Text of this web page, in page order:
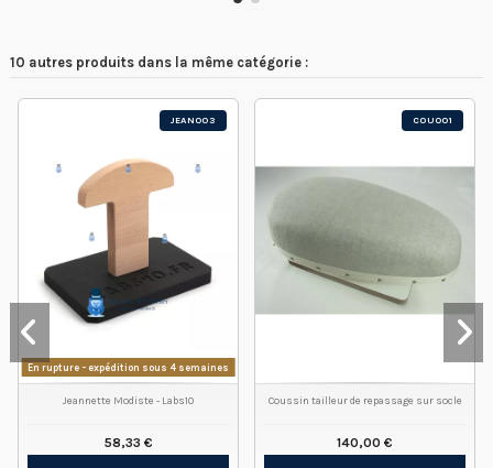
10 autres produits dans la même catégorie :
JEAN003
En rupture - expédition sous 4 semaines
Jeannette Modiste - Labs10
58,33 €
COU001
Coussin tailleur de repassage sur socle
140,00 €